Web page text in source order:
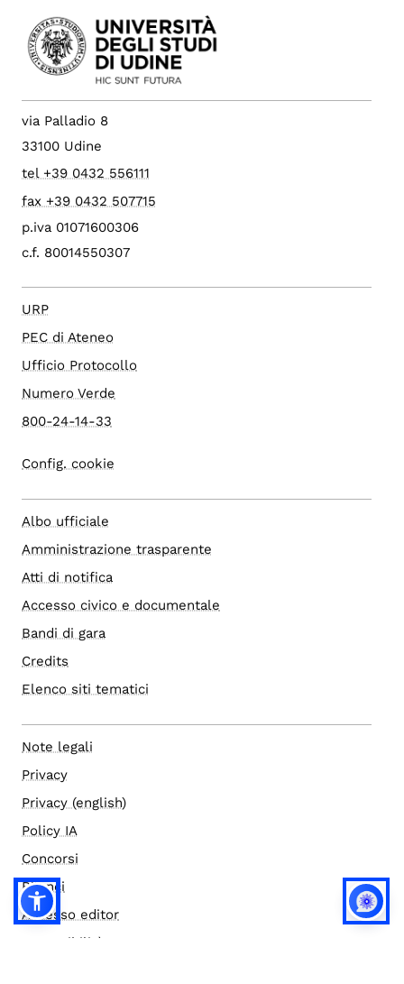
via Palladio 8
33100 Udine
tel +39 0432 556111
fax +39 0432 507715
p.iva 01071600306
c.f. 80014550307
URP
PEC di Ateneo
Ufficio Protocollo
Numero Verde
800-24-14-33
Config. cookie
Albo ufficiale
Amministrazione trasparente
Atti di notifica
Accesso civico e documentale
Bandi di gara
Credits
Elenco siti tematici
Note legali
Privacy
Privacy (english)
Policy IA
Concorsi
Bilanci
Accesso editor
Accessibilità